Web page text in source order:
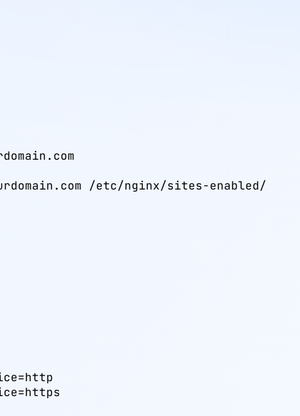
/etc/nginx/sites-enabled/